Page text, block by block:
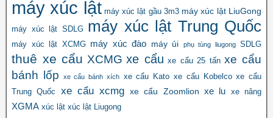
máy xúc lật máy xúc lật gầu 3m3 máy xúc lật LiuGong
máy xúc lật SDLG máy xúc lật Trung Quốc
máy xúc lật XCMG máy xúc đào máy ủi phụ tùng liugong SDLG
thuê xe cẩu XCMG xe cẩu xe cẩu 25 tấn xe cẩu
bánh lốp
xe cẩu bánh xích xe cẩu Kato xe cẩu Kobelco xe cẩu
Trung Quốc
xe cẩu xcmg xe cẩu Zoomlion xe lu xe nâng
XGMA xúc lật xúc lật Liugong